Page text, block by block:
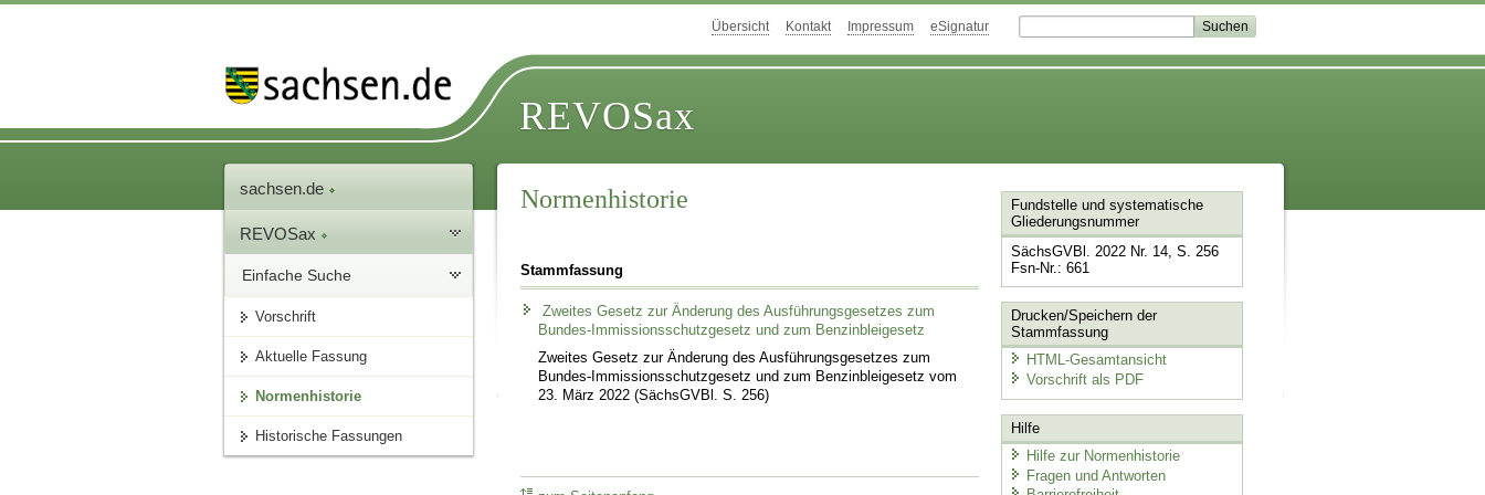
Übersicht Kontakt Impressum eSignatur
REVOSax
sachsen.de
REVOSax
Einfache Suche
Vorschrift
Aktuelle Fassung
Normenhistorie
Historische Fassungen
Normenhistorie
Stammfassung
Zweites Gesetz zur Änderung des Ausführungsgesetzes zum
Bundes-Immissionsschutzgesetz und zum Benzinbleigesetz
Zweites Gesetz zur Änderung des Ausführungsgesetzes zum
Bundes-Immissionsschutzgesetz und zum Benzinbleigesetz vom
23. März 2022 (SächsGVBl. S. 256)
Fundstelle und systematische
Gliederungsnummer
SächsGVBl. 2022 Nr. 14, S. 256
Fsn-Nr.: 661
Drucken/Speichern der
Stammfassung
HTML-Gesamtansicht
Vorschrift als PDF
Hilfe
Hilfe zur Normenhistorie
Fragen und Antworten